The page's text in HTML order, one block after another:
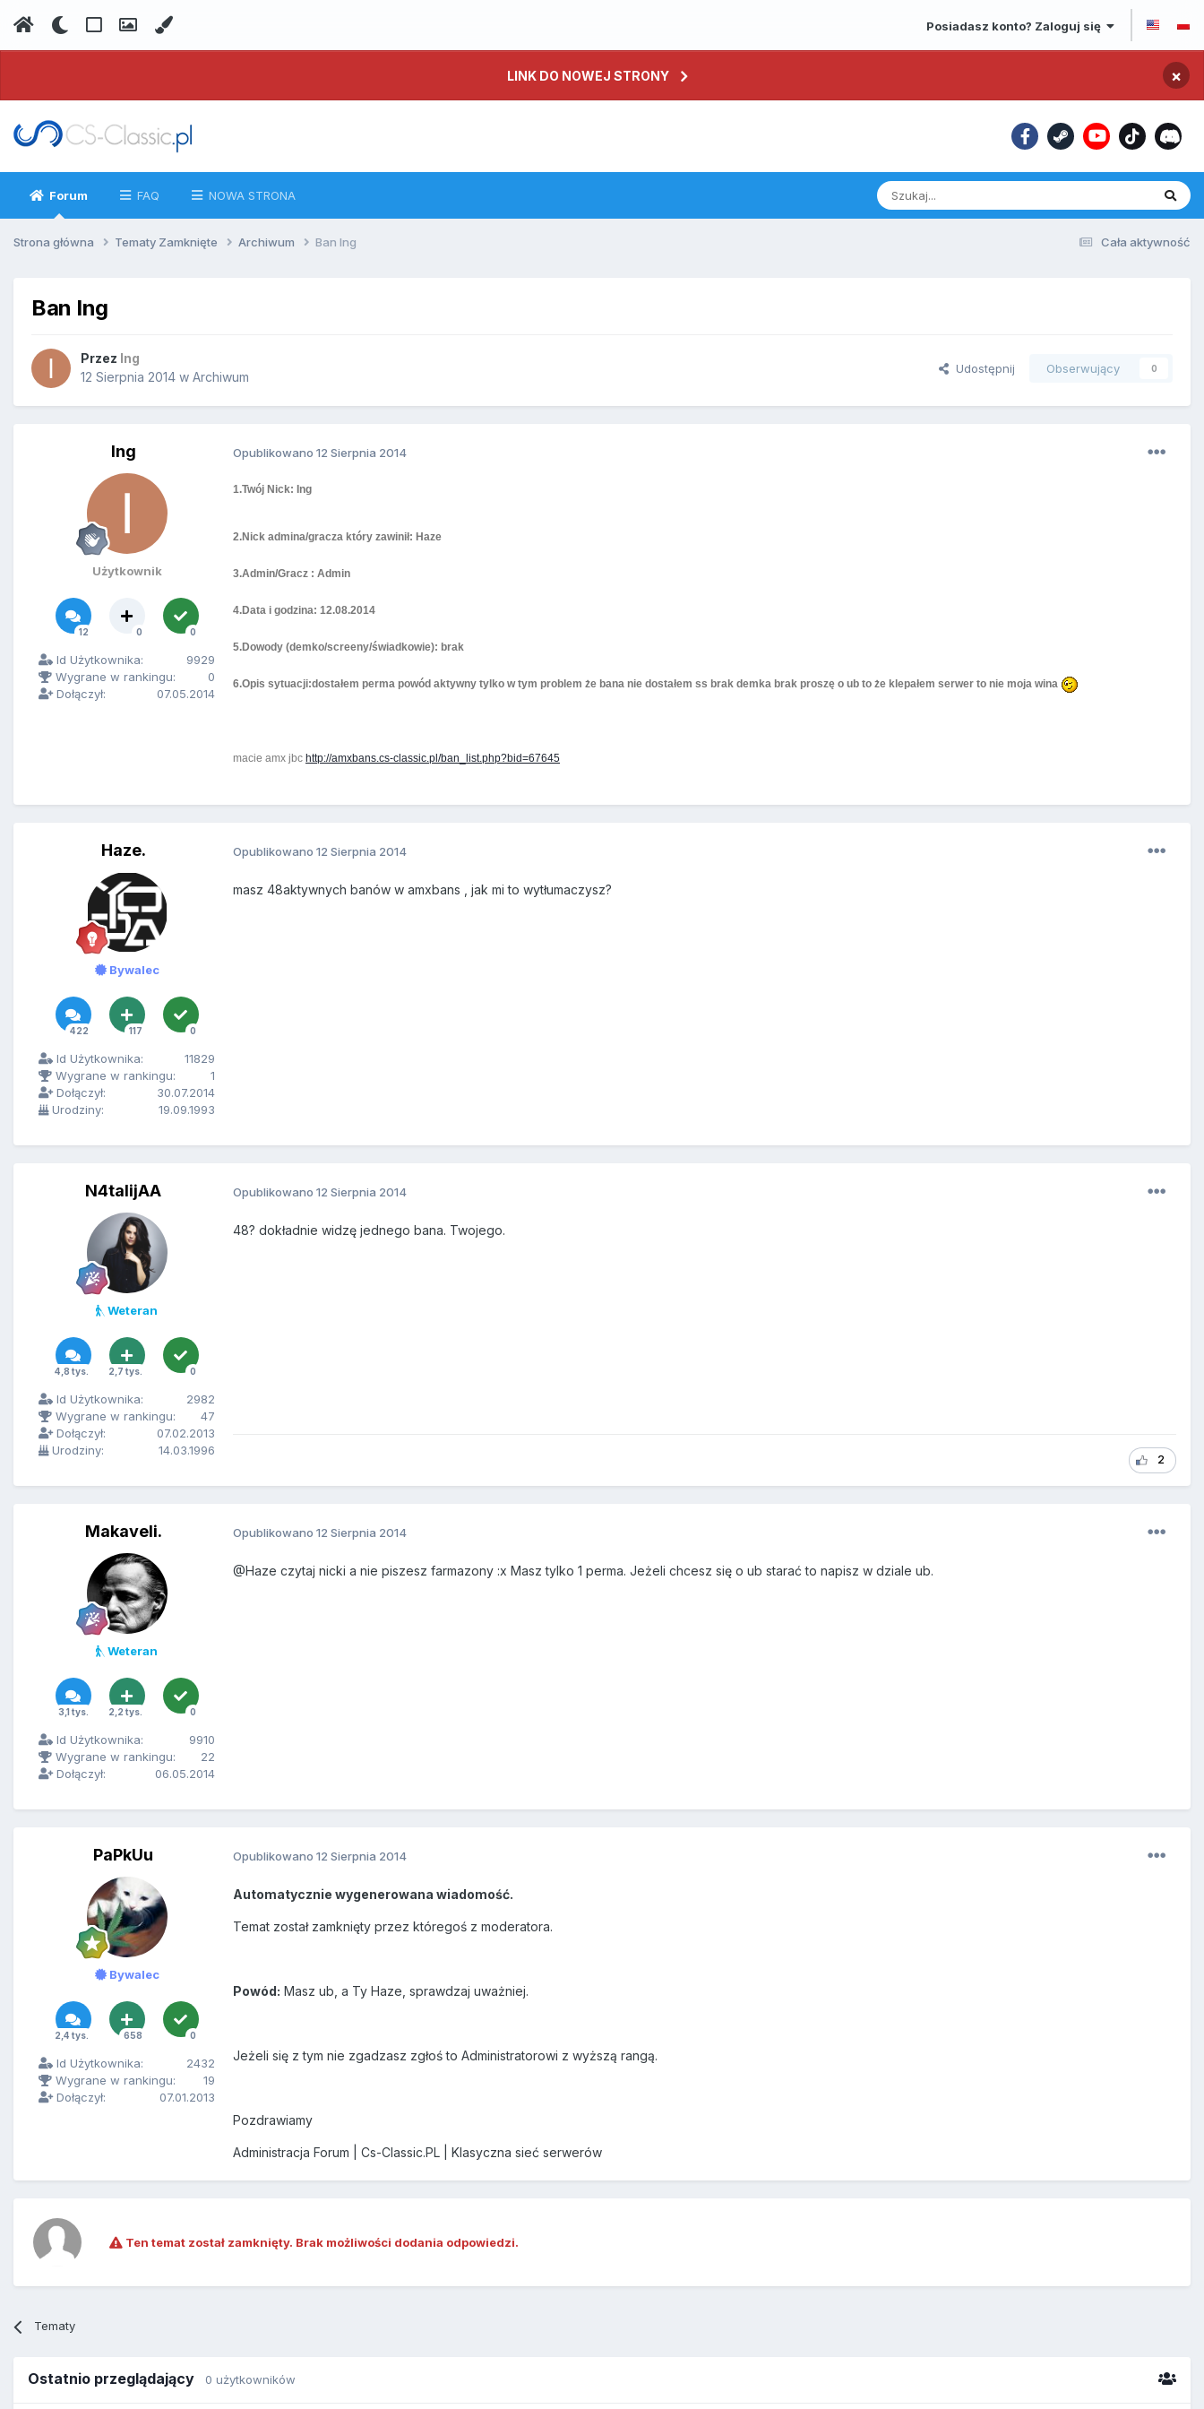
Posiadasz konto? Zaloguj się
LINK DO NOWEJ STRONY ×
Forum FAQ NOWA STRONA
Cała aktywność
Strona główna Tematy Zamknięte Archiwum Ban Ing
Ban Ing
Przez Ing
12 Sierpnia 2014 w Archiwum
Udostępnij Obserwujący 0
Ing
Użytkownik
12 0 0
Id Użytkownika:
9929
Wygrane w rankingu:
0
Dołączył:
07.05.2014
Opublikowano 12 Sierpnia 2014
1.Twój Nick: Ing
2.Nick admina/gracza który zawinił: Haze
3.Admin/Gracz : Admin
4.Data i godzina: 12.08.2014
5.Dowody (demko/screeny/świadkowie): brak
6.Opis sytuacji:dostałem perma powód aktywny tylko w tym problem że bana nie dostałem ss brak demka brak proszę o ub to że klepałem serwer to nie moja wina
macie amx jbc http://amxbans.cs-classic.pl/ban_list.php?bid=67645
Haze.
Bywalec
422 117 0
Id Użytkownika:
11829
Wygrane w rankingu:
1
Dołączył:
30.07.2014
Urodziny:
19.09.1993
Opublikowano 12 Sierpnia 2014
masz 48aktywnych banów w amxbans , jak mi to wytłumaczysz?
N4talijAA
Weteran
4,8 tys. 2,7 tys. 0
Id Użytkownika:
2982
Wygrane w rankingu:
47
Dołączył:
07.02.2013
Urodziny:
14.03.1996
Opublikowano 12 Sierpnia 2014
48? dokładnie widzę jednego bana. Twojego.
2
Makaveli.
Weteran
3,1 tys. 2,2 tys. 0
Id Użytkownika:
9910
Wygrane w rankingu:
22
Dołączył:
06.05.2014
Opublikowano 12 Sierpnia 2014
@Haze czytaj nicki a nie piszesz farmazony :x Masz tylko 1 perma. Jeżeli chcesz się o ub starać to napisz w dziale ub.
PaPkUu
Bywalec
2,4 tys. 658 0
Id Użytkownika:
2432
Wygrane w rankingu:
19
Dołączył:
07.01.2013
Opublikowano 12 Sierpnia 2014
Automatycznie wygenerowana wiadomość.
Temat został zamknięty przez któregoś z moderatora.
Powód: Masz ub, a Ty Haze, sprawdzaj uważniej.
Jeżeli się z tym nie zgadzasz zgłoś to Administratorowi z wyższą rangą.
Pozdrawiamy
Administracja Forum | Cs-Classic.PL | Klasyczna sieć serwerów
Ten temat został zamknięty. Brak możliwości dodania odpowiedzi.
Tematy
Ostatnio przeglądający 0 użytkowników